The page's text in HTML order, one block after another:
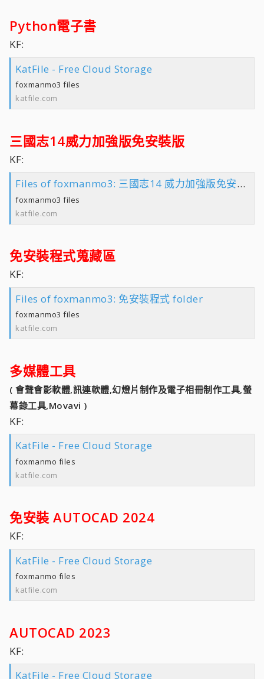
Python電子書
KF:
KatFile - Free Cloud Storage
foxmanmo3 files
katfile.com
三國志14威力加強版免安裝版
KF:
Files of foxmanmo3: 三國志14 威力加強版免安裝版 folder
foxmanmo3 files
katfile.com
免安裝程式蒐藏區
KF:
Files of foxmanmo3: 免安裝程式 folder
foxmanmo3 files
katfile.com
多媒體工具
( 會聲會影軟體,訊連軟體,幻燈片制作及電子相冊制作工具,螢
幕錄工具,Movavi )
KF:
KatFile - Free Cloud Storage
foxmanmo files
katfile.com
免安裝 AUTOCAD 2024
KF:
KatFile - Free Cloud Storage
foxmanmo files
katfile.com
AUTOCAD 2023
KF:
KatFile - Free Cloud Storage